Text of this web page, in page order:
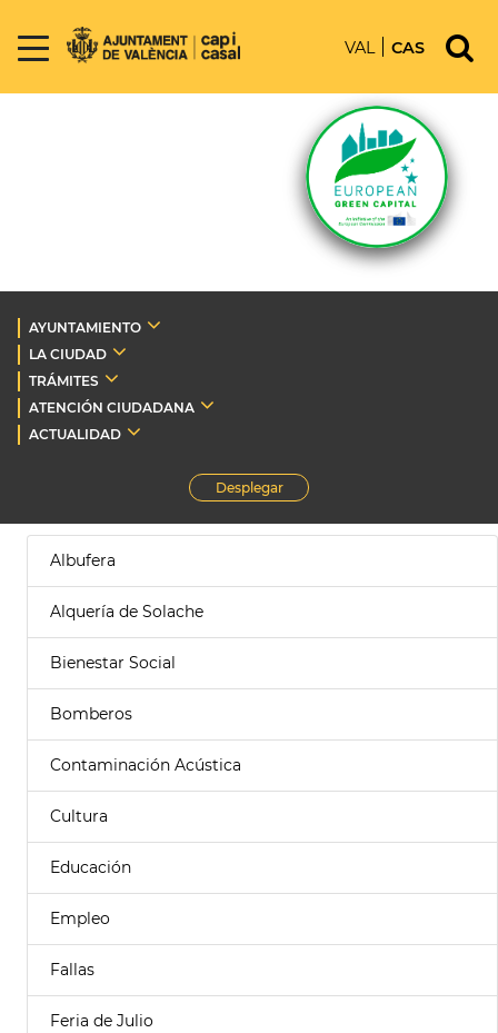
VAL CAS
AYUNTAMIENTO
LA CIUDAD
TRÁMITES
ATENCIÓN CIUDADANA
ACTUALIDAD
Desplegar
Albufera
Alquería de Solache
Bienestar Social
Bomberos
Contaminación Acústica
Cultura
Educación
Empleo
Fallas
Feria de Julio